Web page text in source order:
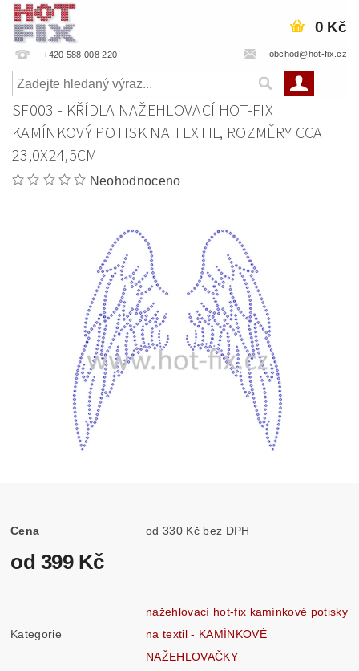
+420 588 008 220 obchod@hot-fix.cz
0 Kč
SF003 - KŘÍDLA NAŽEHLOVACÍ HOT-FIX
KAMÍNKOVÝ POTISK NA TEXTIL, ROZMĚRY CCA
23,0X24,5CM
Neohodnoceno
Cena od 330 Kč bez DPH
od 399 Kč
Kategorie
nažehlovací hot-fix kamínkové potisky
na textil - KAMÍNKOVÉ
NAŽEHLOVAČKY